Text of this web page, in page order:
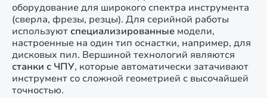
оборудование для широкого спектра инструмента
(сверла, фрезы, резцы). Для серийной работы
используют специализированные модели,
настроенные на один тип оснастки, например, для
дисковых пил. Вершиной технологий являются
станки с ЧПУ, которые автоматически затачивают
инструмент со сложной геометрией с высочайшей
точностью.